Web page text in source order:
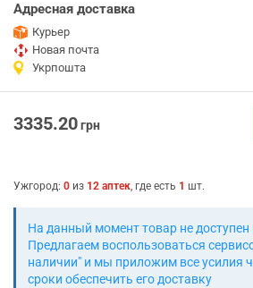
Адресная доставка
Курьер
Новая почта
Укрпошта
3335.20грн
Ужгород: 0 из 12 аптек, где есть 1 шт.
На данный момент товар не доступен
Предлагаем воспользоваться
наличии" и мы приложим все усилия
сроки обеспечить его доставку